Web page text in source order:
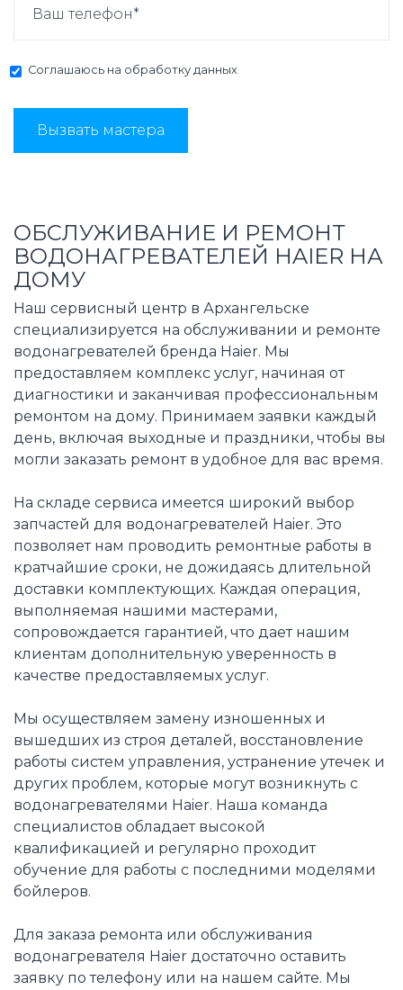
Соглашаюсь на обработку данных
Вызвать мастера
ОБСЛУЖИВАНИЕ И РЕМОНТ
ВОДОНАГРЕВАТЕЛЕЙ HAIER НА
ДОМУ
Наш сервисный центр в Архангельске
специализируется на обслуживании и ремонте
водонагревателей бренда Haier. Мы
предоставляем комплекс услуг, начиная от
диагностики и заканчивая профессиональным
ремонтом на дому. Принимаем заявки каждый
день, включая выходные и праздники, чтобы вы
могли заказать ремонт в удобное для вас время.
На складе сервиса имеется широкий выбор
запчастей для водонагревателей Haier. Это
позволяет нам проводить ремонтные работы в
кратчайшие сроки, не дожидаясь длительной
доставки комплектующих. Каждая операция,
выполняемая нашими мастерами,
сопровождается гарантией, что дает нашим
клиентам дополнительную уверенность в
качестве предоставляемых услуг.
Мы осуществляем замену изношенных и
вышедших из строя деталей, восстановление
работы систем управления, устранение утечек и
других проблем, которые могут возникнуть с
водонагревателями Haier. Наша команда
специалистов обладает высокой
квалификацией и регулярно проходит
обучение для работы с последними моделями
бойлеров.
Для заказа ремонта или обслуживания
водонагревателя Haier достаточно оставить
заявку по телефону или на нашем сайте. Мы